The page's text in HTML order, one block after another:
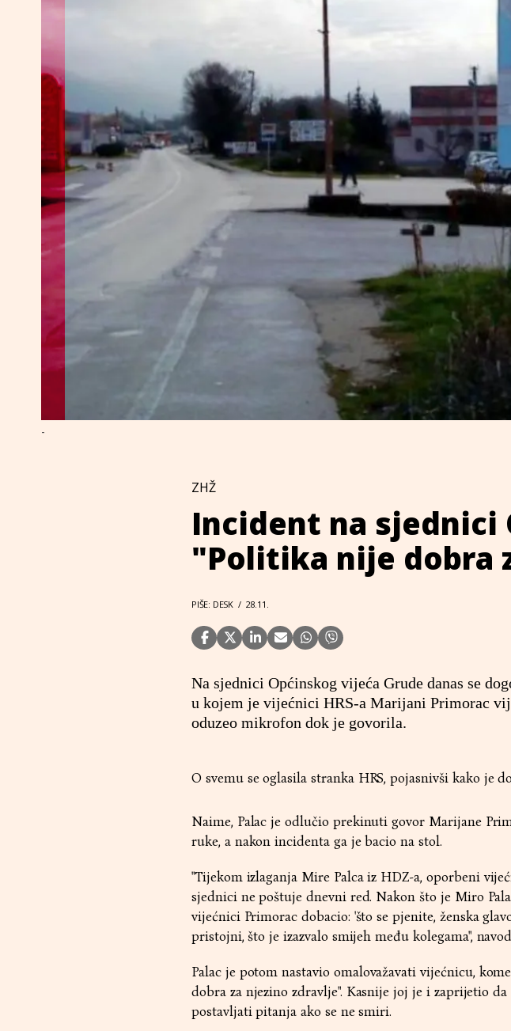
-
ZHŽ
Incident na sjednici
"Politika nije dobra
PIŠE: DESK / 28.11.
Na sjednici Općinskog vijeća Grude danas se
u kojem je vijećnici HRS-a Marijani Primorac
oduzeo mikrofon dok je govorila.
O svemu se oglasila stranka HRS, pojasnivši kako je
Naime, Palac je odlučio prekinuti govor Marijane
ruke, a nakon incidenta ga je bacio na stol.
"Tijekom izlaganja Mire Palca iz HDZ-a, oporbeni
sjednici ne poštuje dnevni red. Nakon što je Miro
vijećnici Primorac dobacio: 'što se pjenite, ženska
pristojni, što je izazvalo smijeh među kolegama",
Palac je potom nastavio omalovažavati vijećnicu,
dobra za njezino zdravlje". Kasnije joj je i zaprijetio
postavljati pitanja ako se ne smiri.